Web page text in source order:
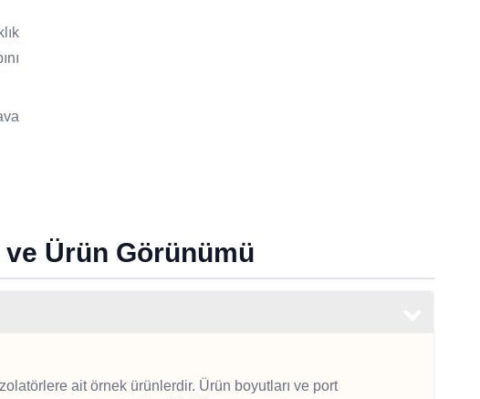
Ürün Görünümü
ait örnek ürünlerdir. Ürün boyutları ve port